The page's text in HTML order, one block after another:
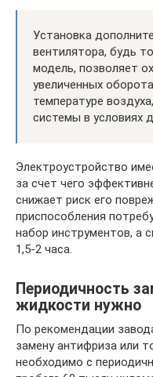
Установка
вентилятора, будь
модель, позволяет
увеличенных
температуре
системы в условиях
Электроустройство
за счет чего
снижает риск его
приспособления
набор инструментов, а
1,5-2 часа.
Периодичность
жидкости нужно
По рекомендации
замену антифриза или
необходимо с